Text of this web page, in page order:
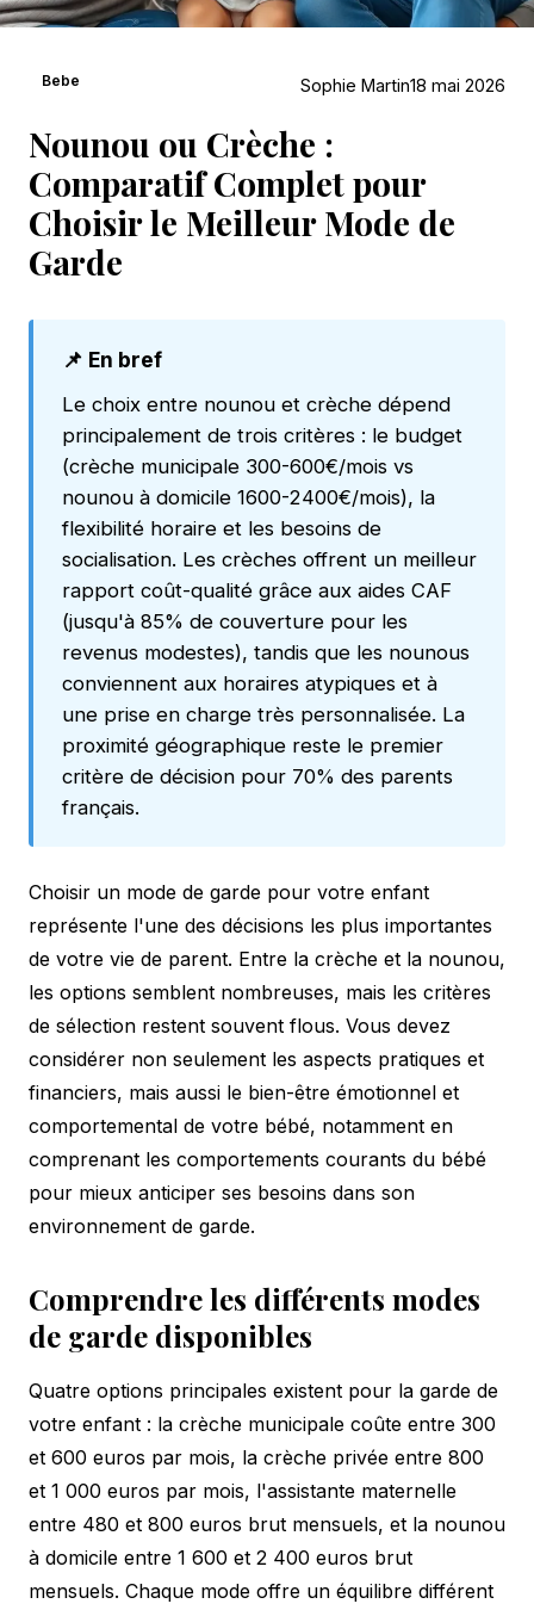
Bebe Sophie Martin18 mai 2026
Nounou ou Crèche :
Comparatif Complet pour
Choisir le Meilleur Mode de
Garde
📌 En bref
Le choix entre nounou et crèche dépend
principalement de trois critères : le budget
(crèche municipale 300-600€/mois vs
nounou à domicile 1600-2400€/mois), la
flexibilité horaire et les besoins de
socialisation. Les crèches offrent un meilleur
rapport coût-qualité grâce aux aides CAF
(jusqu'à 85% de couverture pour les
revenus modestes), tandis que les nounous
conviennent aux horaires atypiques et à
une prise en charge très personnalisée. La
proximité géographique reste le premier
critère de décision pour 70% des parents
français.
Choisir un mode de garde pour votre enfant
représente l'une des décisions les plus importantes
de votre vie de parent. Entre la crèche et la nounou,
les options semblent nombreuses, mais les critères
de sélection restent souvent flous. Vous devez
considérer non seulement les aspects pratiques et
financiers, mais aussi le bien-être émotionnel et
comportemental de votre bébé, notamment en
comprenant les comportements courants du bébé
pour mieux anticiper ses besoins dans son
environnement de garde.
Comprendre les différents modes
de garde disponibles
Quatre options principales existent pour la garde de
votre enfant : la crèche municipale coûte entre 300
et 600 euros par mois, la crèche privée entre 800
et 1 000 euros par mois, l'assistante maternelle
entre 480 et 800 euros brut mensuels, et la nounou
à domicile entre 1 600 et 2 400 euros brut
mensuels. Chaque mode offre un équilibre différent